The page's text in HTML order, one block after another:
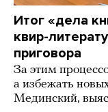
Итог «дела
квир-
приговора
За этим
а избежать
Мединский,